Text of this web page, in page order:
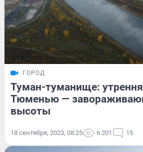
ГОРОД
Туман-туманище:
Тюменью —
высоты
18 сентября, 2023, 08:25 6 201 15